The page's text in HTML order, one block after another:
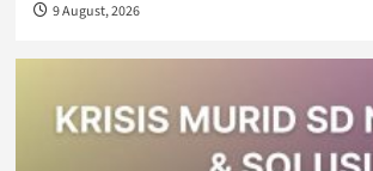
9 August, 2026